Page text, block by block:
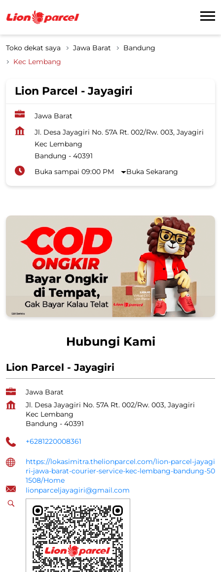
Toko dekat saya Jawa Barat
Bandung
Kec Lembang
Lion Parcel - Jayagiri
Jawa Barat
Jl. Desa Jayagiri No. 57A Rt. 002/Rw. 003, Jayagiri
Kec Lembang
Bandung - 40391
Buka sampai 09:00 PM
Buka Sekarang
Hubungi Kami
Lion Parcel - Jayagiri
Jawa Barat
Jl. Desa Jayagiri No. 57A Rt. 002/Rw. 003, Jayagiri
Kec Lembang
Bandung - 40391
+6281220008361
https://lokasimitra.thelionparcel.com/lion-parcel-jayagi
ri-jawa-barat-courier-service-kec-lembang-bandung-50
1508/Home
lionparceljayagiri@gmail.com